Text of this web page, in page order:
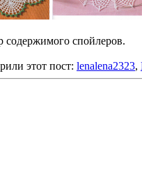
содержимого спойлеров.
этот пост: lenalena2323,